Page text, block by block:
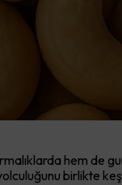
hem de
birlikte